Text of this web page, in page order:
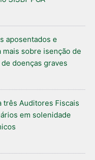
aposentados e
mais sobre isenção de
doenças graves
três Auditores Fiscais
em solenidade